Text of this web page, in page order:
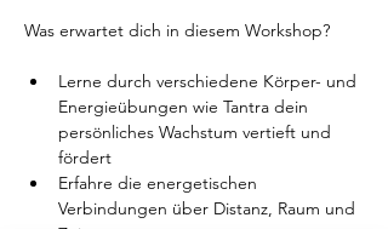
Was erwartet dich in diesem Workshop?
Lerne durch verschiedene Körper- und
Energieübungen wie Tantra dein
persönliches Wachstum vertieft und
fördert
Erfahre die energetischen
Verbindungen über Distanz, Raum und